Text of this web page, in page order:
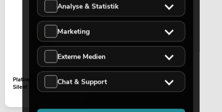
EUROLITE Set 4x AKKU TL-3 QCL
RGB+UV Trusslight + Case mit
Ladefunktion
No. 20000854
Bestand reicht ca. 12 Wo.
739,00€
Platine (USB) LED 7C-7
Silent Slim Spot (G1-028)
Analyse & Statistik
Marketing
Externe Medien
Chat & Support